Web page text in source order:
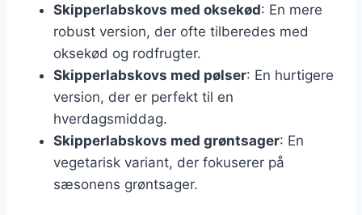
Skipperlabskovs med oksekød: En mere
robust version, der ofte tilberedes med
oksekød og rodfrugter.
Skipperlabskovs med pølser: En hurtigere
version, der er perfekt til en
hverdagsmiddag.
Skipperlabskovs med grøntsager: En
vegetarisk variant, der fokuserer på
sæsonens grøntsager.